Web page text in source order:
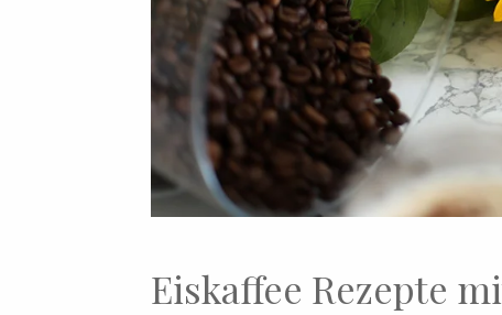
Eiskaffee Rezepte